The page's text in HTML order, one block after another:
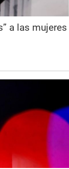
a las mujeres